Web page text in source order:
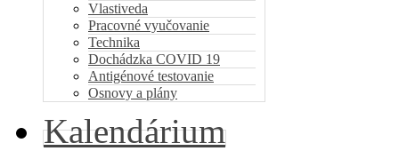
Vlastiveda
Pracovné vyučovanie
Technika
Dochádzka COVID 19
Antigénové testovanie
Osnovy a plány
Kalendárium